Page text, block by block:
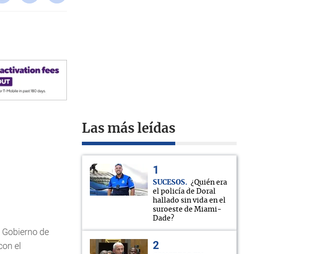
de
el
Las más leídas
SUCESOS
¿Quién era
el policía de Doral
hallado sin vida en el
suroeste de Miami-
Dade?